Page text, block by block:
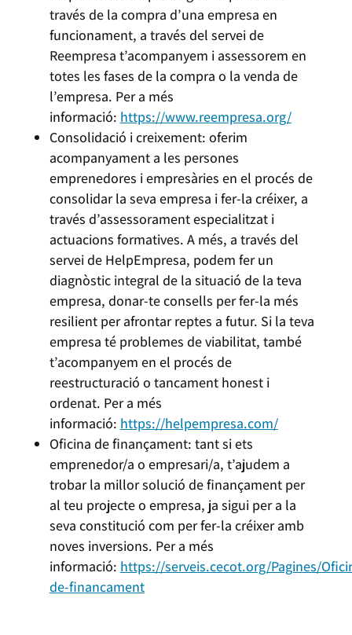
través de la compra d’una empresa en
funcionament, a través del servei de
Reempresa t’acompanyem i assessorem en
totes les fases de la compra o la venda de
l’empresa. Per a més
informació: https://www.reempresa.org/
Consolidació i creixement: oferim
acompanyament a les persones
emprenedores i empresàries en el procés de
consolidar la seva empresa i fer-la créixer, a
través d’assessorament especialitzat i
actuacions formatives. A més, a través del
servei de HelpEmpresa, podem fer un
diagnòstic integral de la situació de la teva
empresa, donar-te consells per fer-la més
resilient per afrontar reptes a futur. Si la teva
empresa té problemes de viabilitat, també
t’acompanyem en el procés de
reestructuració o tancament honest i
ordenat. Per a més
informació: https://helpempresa.com/
Oficina de finançament: tant si ets
emprenedor/a o empresari/a, t’ajudem a
trobar la millor solució de finançament per
al teu projecte o empresa, ja sigui per a la
seva constitució com per fer-la créixer amb
noves inversions. Per a més
informació: https://serveis.cecot.org/Pagines/
de-financament